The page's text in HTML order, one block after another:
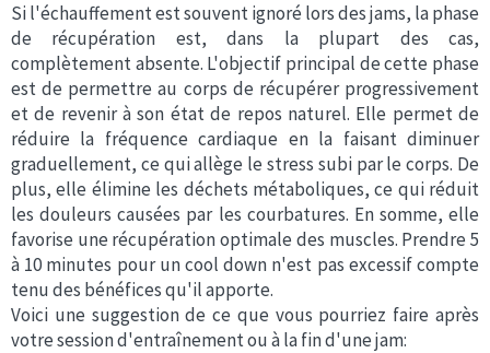
Si l'échauffement est souvent ignoré lors des jams, la phase
de récupération est, dans la plupart des cas,
complètement absente. L'objectif principal de cette phase
est de permettre au corps de récupérer progressivement
et de revenir à son état de repos naturel. Elle permet de
réduire la fréquence cardiaque en la faisant diminuer
graduellement, ce qui allège le stress subi par le corps. De
plus, elle élimine les déchets métaboliques, ce qui réduit
les douleurs causées par les courbatures. En somme, elle
favorise une récupération optimale des muscles. Prendre 5
à 10 minutes pour un cool down n'est pas excessif compte
tenu des bénéfices qu'il apporte.
Voici une suggestion de ce que vous pourriez faire après
votre session d'entraînement ou à la fin d'une jam: